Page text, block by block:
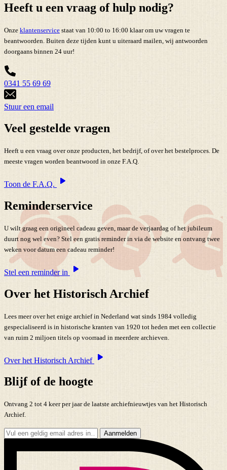
Heeft u een vraag of hulp nodig?
Onze klantenservice staat van 10:00 to 16:00 klaar om uw vragen te
beantwoorden. Buiten deze tijden kunt u uiteraard mailen, wij antwoorden
doorgaans binnen 24 uur!
0341 55 69 69
Stuur een email
Veel gestelde vragen
Heeft u een vraag over onze producten, het bedrijf, of over het bestelproces. De
meeste vragen worden beantwoord in onze F.A.Q.
Toon de F.A.Q.
Reminderservice
U wilt graag een origineel cadeau geven, maar de verjaardag of het jubileum
duurt nog wel even? Stel een gratis reminder in via de website en ontvang twee
weken voor datum een cadeau reminder!
Stel een reminder in
Over het Historisch Archief
Lees meer over het enige archief in Nederland wat sinds 1984 volledig
gespecialiseerd is in historische kranten van 1920 tot heden met een collectie
van ruim 2 miljoen titels op voorraad in meerdere archieven.
Over het Historisch Archief
Blijf of de hoogte
Ontvang 2 tot 4 keer per jaar de laatste archiefnieuwtjes van het Historisch
Archief.
Aanmelden